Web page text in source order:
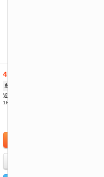
4.5
敷
近鉄四日市駅 徒歩9分
1K/32.64㎡